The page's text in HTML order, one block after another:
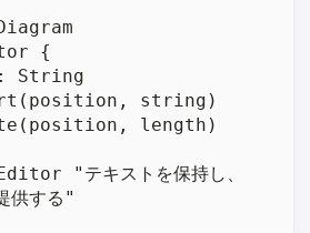
{
String
string)
length)
"テキストを保持し、